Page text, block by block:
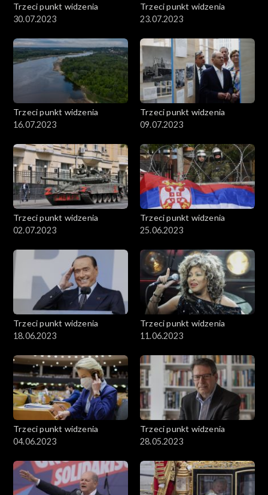
Trzeci punkt widzenia
30.07.2023
Trzeci punkt widzenia
23.07.2023
Trzeci punkt widzenia
16.07.2023
Trzeci punkt widzenia
09.07.2023
Trzeci punkt widzenia
02.07.2023
Trzeci punkt widzenia
25.06.2023
Trzeci punkt widzenia
18.06.2023
Trzeci punkt widzenia
11.06.2023
Trzeci punkt widzenia
04.06.2023
Trzeci punkt widzenia
28.05.2023